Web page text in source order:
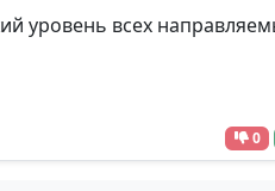
уровень всех
0